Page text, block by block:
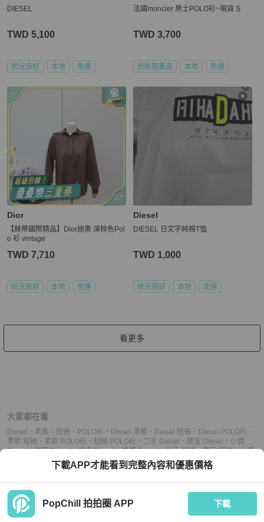
DIESEL
TWD 5,100
狀況良好 本地 免運
法國moncler 男士POLO衫~現貨 S
TWD 3,700
近新閒置品 本地 免運
Dior
【赫蒂國際精品】Dior迪奧 深棕色Pol
o 衫 vintage
TWD 7,710
狀況良好 本地 免運
Diesel
DIESEL 日文字純棉T恤
TWD 1,000
狀況良好 本地 免運
看更多
大家都在看
Diesel 、 柔軟 、 短袖 、 POLO衫 、 Diesel 柔軟 、 Diesel 短袖 、 Diesel POLO衫 、
柔軟 短袖 、 柔軟 POLO衫 、 短袖 POLO衫 、 二手 Diesel 、 便宜 Diesel 、 小資
Diesel、熱門 Diesel、中古 Diesel、推薦 Diesel、二手 短袖、便宜 短袖、小資
熱門 短袖、中古 短袖 、推薦 短袖、二手 POLO衫、便宜 POLO衫
熱門 POLO衫 、 中古 POLO衫、推薦 POLO衫
下載APP才能看到完整內容和優惠價格
PopChill 拍拍圈 APP 下載